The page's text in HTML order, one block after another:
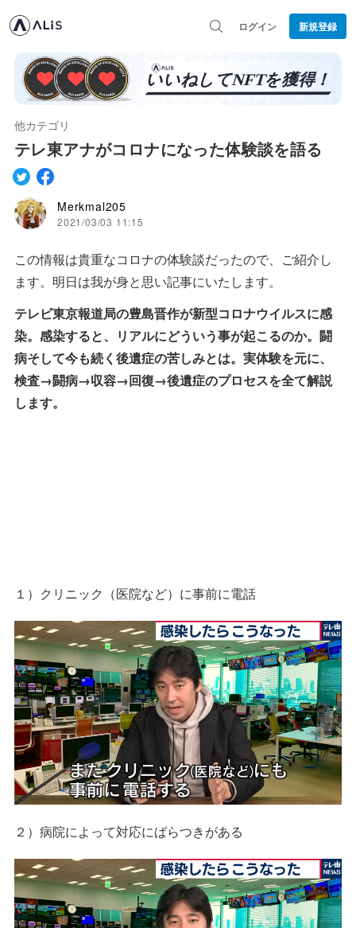
ログイン 新規登録
他カテゴリ
テレ東アナがコロナになった体験談を語る
Merkmal205
2021/03/03 11:15
この情報は貴重なコロナの体験談だったので、ご紹介し
ます。明日は我が身と思い記事にいたします。
テレビ東京報道局の豊島晋作が新型コロナウイルスに感
染。感染すると、リアルにどういう事が起こるのか。闘
病そして今も続く後遺症の苦しみとは。実体験を元に、
検査→闘病→収容→回復→後遺症のプロセスを全て解説
します。
１）クリニック（医院など）に事前に電話
２）病院によって対応にばらつきがある